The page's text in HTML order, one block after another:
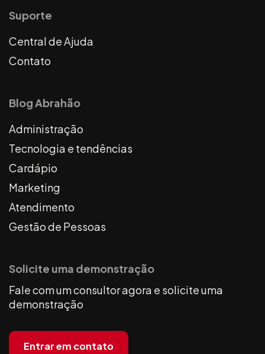
Suporte
Central de Ajuda
Contato
Blog Abrahão
Administração
Tecnologia e tendências
Cardápio
Marketing
Atendimento
Gestão de Pessoas
Solicite uma demonstração
Fale com um consultor agora e solicite uma
demonstração
Entrar em contato